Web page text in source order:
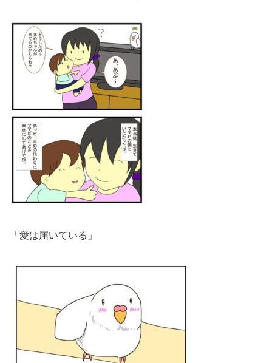
「愛は届いている」